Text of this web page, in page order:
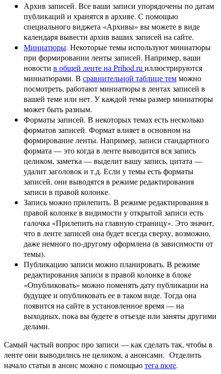
Архив записей. Все ваши записи упорядочены по датам
публикаций и хранятся в архиве. С помощью
специального виджета «Архивы» вы можете в виде
календаря вывести архив ваших записей на сайте.
Миниатюры. Некоторые темы используют миниатюры
при формировании ленты записей. Например, ваши
новости в общей ленте на Prihod.ru иллюстрируются
миниатюрами. В сравнительной таблице темможно
посмотреть, работают миниатюры в лентах записей в
вашей теме или нет. У каждой темы размер миниатюры
может быть разным.
Форматы записей. В некоторых темах есть несколько
форматов записей. Формат влияет в основном на
формирование ленты. Например, записи стандартного
формата — это когда в ленте выводится вся запись
целиком, заметка — выделит вашу запись, цитата —
удалит заголовок и т.д. Если у темы есть форматы
записей, они выводятся в режиме редактирования
записи в правой колонке.
Запись можно прилепить. В режиме редактирования в
правой колонке в видимости у открытой записи есть
галочка «Прилепить на главную страницу». Это значит,
что в ленте записей она будет всегда сверху, возможно,
даже немного по-другому оформлена (в зависимости от
темы).
Публикацию записи можно планировать. В режиме
редактирования записи в правой колонке в блоке
«Опубликовать» можно поменять дату публикации на
будущее и опубликовать ее в таком виде. Тогда она
появится на сайте в установленное время — на
выходных, пока вы будете в отъезде или заняты другими
делами.
Самый частый вопрос про записи — как сделать так, чтобы в
ленте они выводились не целиком, а анонсами. Отделить
начало статьи в анонс можно с помощьютега more.